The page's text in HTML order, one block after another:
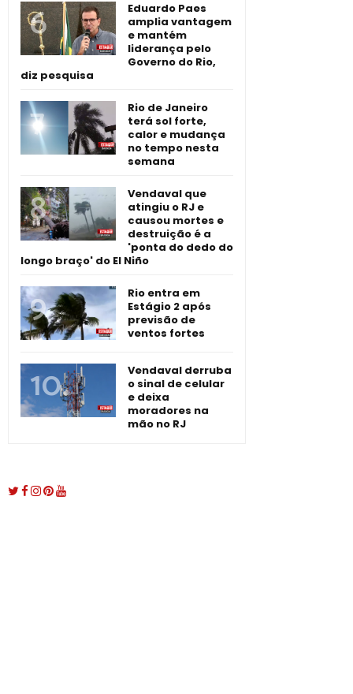
Eduardo Paes
amplia vantagem
e mantém
liderança pelo
Governo do Rio,
diz pesquisa
Rio de Janeiro
terá sol forte,
calor e mudança
no tempo nesta
semana
Vendaval que
atingiu o RJ e
causou mortes e
destruição é a
'ponta do dedo do
longo braço' do El Niño
Rio entra em
Estágio 2 após
previsão de
ventos fortes
Vendaval derruba
o sinal de celular
e deixa
moradores na
mão no RJ